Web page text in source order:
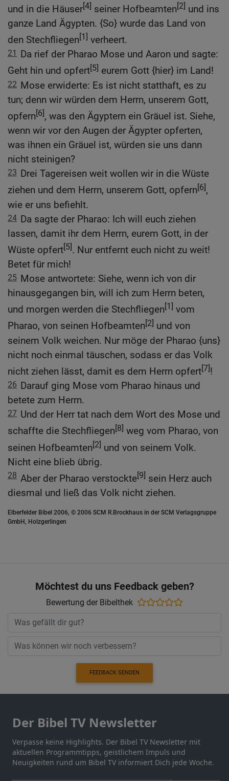
und in die Häuser[4] seiner Hofbeamten[2] und ins
ganze Land Ägypten. {So} wurde das Land von
den Stechfliegen[1] verheert.
21
Da rief der Pharao Mose und Aaron und sagte:
Geht hin und opfert[5] eurem Gott {hier} im Land!
22 Mose erwiderte: Es ist nicht statthaft, es zu
tun; denn wir würden dem Herrn, unserem Gott,
opfern[6], was den Ägyptern ein Gräuel ist. Siehe,
wenn wir vor den Augen der Ägypter opferten,
was ihnen ein Gräuel ist, würden sie uns dann
nicht steinigen?
23 Drei Tagereisen weit wollen wir in die Wüste
ziehen und dem Herrn, unserem Gott, opfern[6],
wie er uns befiehlt.
24 Da sagte der Pharao: Ich will euch ziehen
lassen, damit ihr dem Herrn, eurem Gott, in der
Wüste opfert[5]. Nur entfernt euch nicht zu weit!
Betet für mich!
25 Mose antwortete: Siehe, wenn ich von dir
hinausgegangen bin, will ich zum Herrn beten,
und morgen werden die Stechfliegen[1] vom
Pharao, von seinen Hofbeamten[2] und von
seinem Volk weichen. Nur möge der Pharao {uns}
nicht noch einmal täuschen, sodass er das Volk
nicht ziehen lässt, damit es dem Herrn opfert[7]!
26 Darauf ging Mose vom Pharao hinaus und
betete zum Herrn.
27 Und der Herr tat nach dem Wort des Mose und
schaffte die Stechfliegen[8] weg vom Pharao, von
seinen Hofbeamten[2] und von seinem Volk.
Nicht eine blieb übrig.
28 Aber der Pharao verstockte[9] sein Herz auch
diesmal und ließ das Volk nicht ziehen.
Elberfelder Bibel 2006, © 2006 SCM R.Brockhaus in der SCM Verlagsgruppe
GmbH, Holzgerlingen
Möchtest du uns Feedback geben?
Bewertung der Bibelthek
FEEDBACK SENDEN
Der Bibel TV Newsletter
Verpasse keine Highlights. Der Bibel TV Newsletter mit
aktuellen Programmtipps, geistlichem Impuls und
Neuigkeiten rund um Bibel TV informiert Dich jede Woche.